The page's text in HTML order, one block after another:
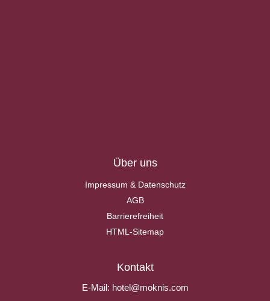
Über uns
Impressum & Datenschutz
AGB
Barrierefreiheit
HTML-Sitemap
Kontakt
E-Mail: hotel@moknis.com